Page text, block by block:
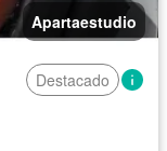
Apartaestudio
Destacado